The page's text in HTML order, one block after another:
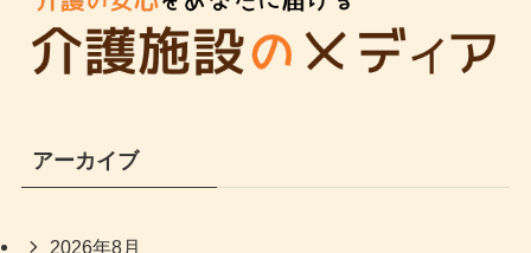
アーカイブ
2026年8月